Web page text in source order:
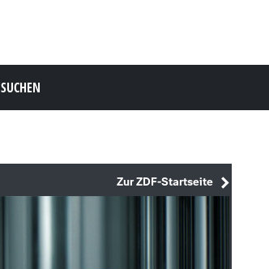
SUCHEN